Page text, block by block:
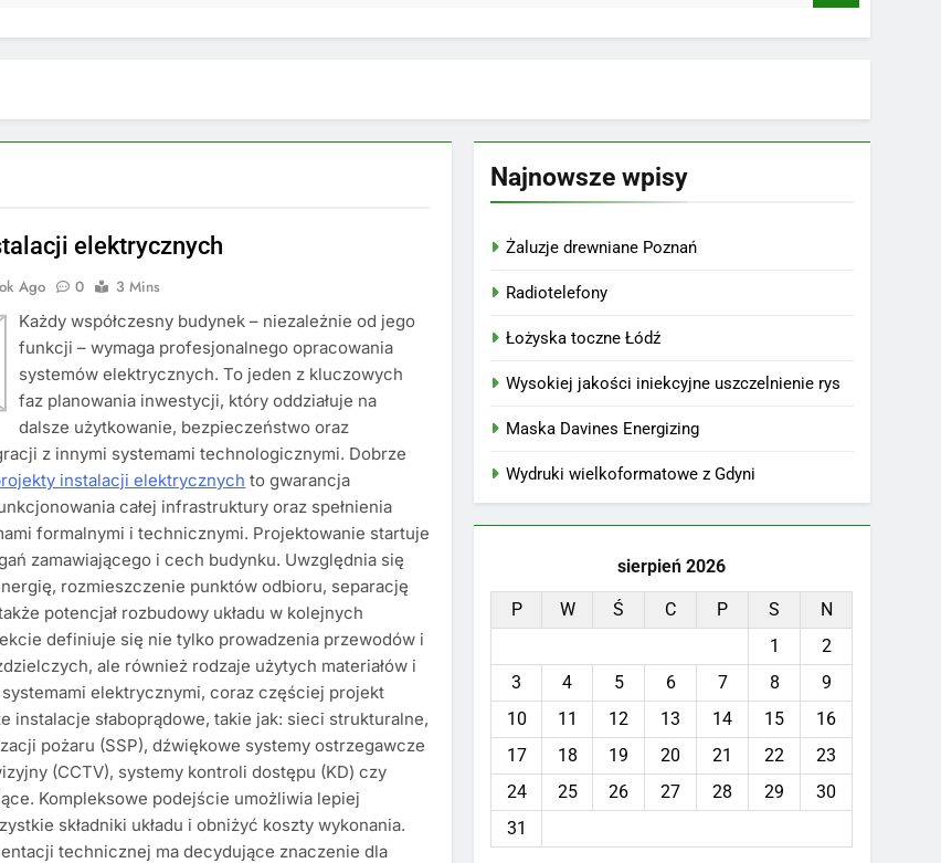
elektrycznych
Ago 0
3 Mins
Każdy współczesny budynek – niezależnie od jego
funkcji – wymaga profesjonalnego opracowania
systemów elektrycznych. To jeden z kluczowych
faz planowania inwestycji, który oddziałuje na
dalsze użytkowanie, bezpieczeństwo oraz
z innymi systemami technologicznymi. Dobrze
instalacji elektrycznych to gwarancja
całej infrastruktury oraz spełnienia
formalnymi i technicznymi. Projektowanie startuje
zamawiającego i cech budynku. Uwzględnia się
rozmieszczenie punktów odbioru, separację
potencjał rozbudowy układu w kolejnych
definiuje się nie tylko prowadzenia przewodów i
ale również rodzaje użytych materiałów i
systemami elektrycznymi, coraz częściej projekt
instalacje słaboprądowe, takie jak: sieci strukturalne,
pożaru (SSP), dźwiękowe systemy ostrzegawcze
(CCTV), systemy kontroli dostępu (KD) czy
Kompleksowe podejście umożliwia lepiej
składniki układu i obniżyć koszty wykonania.
technicznej ma decydujące znaczenie dla
Najnowsze wpisy
Żaluzje drewniane Poznań
Radiotelefony
Łożyska toczne Łódź
Wysokiej jakości iniekcyjne uszczelnienie rys
Maska Davines Energizing
Wydruki wielkoformatowe z Gdyni
sierpień 2026
P W Ś C P S
N
1
2
3
4 5 6 7 8
9
10
11 12 13 14 15
16
17
18 19 20 21 22
23
24
25 26 27 28 29
30
31